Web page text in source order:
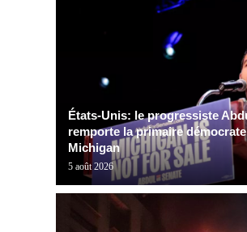
États-Unis: le progressiste
remporte la primaire
Michigan
5 août 2026